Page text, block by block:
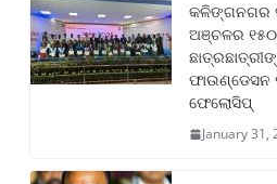
କଳିଙ୍ଗନଗର
ଅଞ୍ଚଳର ୧୫୦
ଫେଲୋସିପ୍‌
January 31,